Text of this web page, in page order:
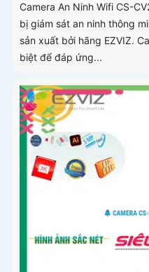
Camera An Ninh Wifi CS-
bị giám sát an ninh thông
sản xuất bởi hãng EZVIZ.
biệt để đáp ứng...